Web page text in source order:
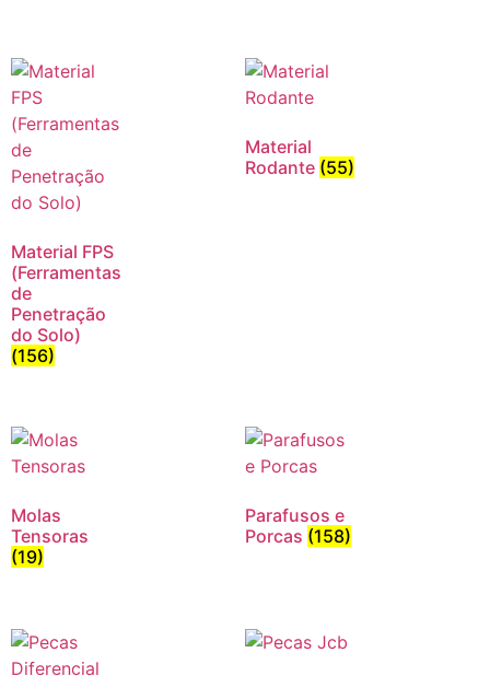
Material FPS
(Ferramentas
de
Penetração
do Solo)
(156)
Material
Rodante (55)
Molas
Tensoras
(19)
Parafusos e
Porcas (158)